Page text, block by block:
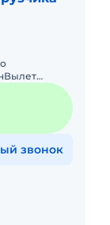
отчетных
звонок